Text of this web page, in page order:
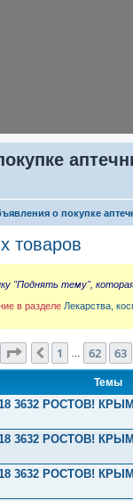
о покупке
товаров
"Поднять тему",
в разделе Лекарства,
Страница 64из 431
Пред.
1 62 63
Темы
818 3632 РОСТОВ!
818 3632 РОСТОВ!
818 3632 РОСТОВ!